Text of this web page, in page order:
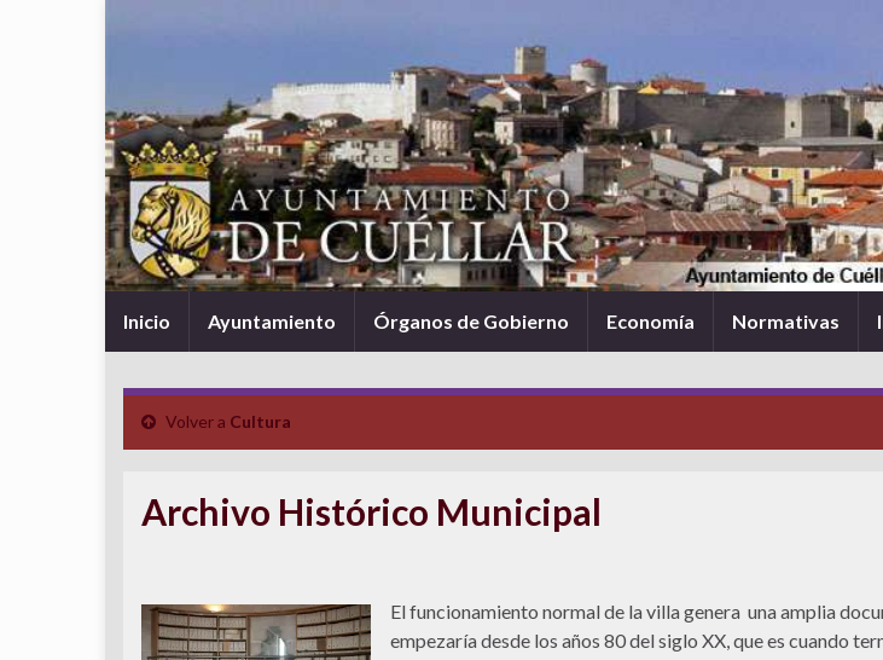
Inicio Ayuntamiento Órganos de Gobierno Economía Normativas
Volver a Cultura
Archivo Histórico Municipal
El funcionamiento normal de la villa genera una amplia
empezaría desde los años 80 del siglo XX, que es cuando